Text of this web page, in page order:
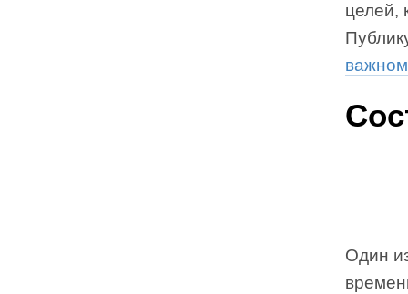
целей,
Один